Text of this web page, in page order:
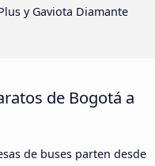
y Gaviota Diamante
de Bogotá a
de buses parten desde